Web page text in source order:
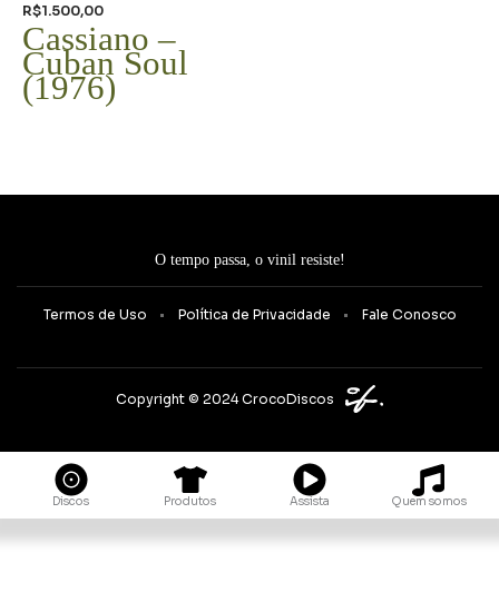
R$1.500,00
Cassiano –
Cuban Soul
(1976)
O tempo passa, o vinil resiste!
Termos de Uso Política de Privacidade Fale Conosco
Copyright © 2024 CrocoDiscos
Discos Produtos Assista Quem somos